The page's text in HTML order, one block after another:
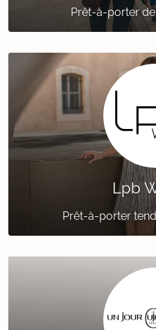
Prêt-à-porter
Lpb
Prêt-à-porter